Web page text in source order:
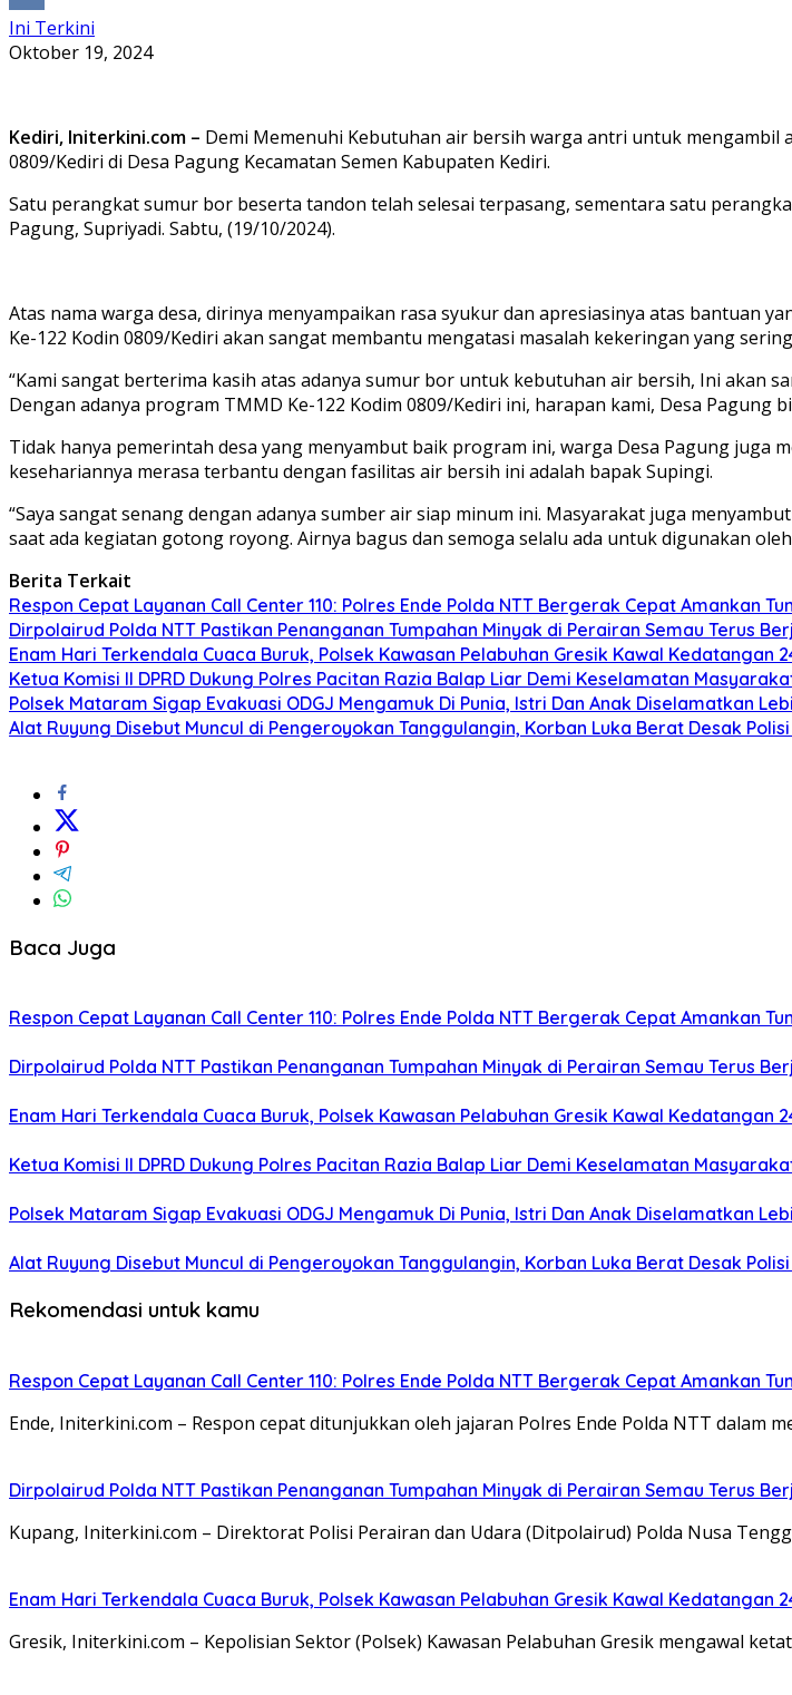
Ini Terkini
Oktober 19, 2024
Kediri, Initerkini.com – Demi Memenuhi Kebutuhan air bersih warga antri untuk mengambil
0809/Kediri di Desa Pagung Kecamatan Semen Kabupaten Kediri.
Satu perangkat sumur bor beserta tandon telah selesai terpasang, sementara satu
Pagung, Supriyadi. Sabtu, (19/10/2024).
Atas nama warga desa, dirinya menyampaikan rasa syukur dan apresiasinya atas bantuan
Ke-122 Kodin 0809/Kediri akan sangat membantu mengatasi masalah kekeringan yang
“Kami sangat berterima kasih atas adanya sumur bor untuk kebutuhan air bersih, Ini akan
Dengan adanya program TMMD Ke-122 Kodim 0809/Kediri ini, harapan kami, Desa Pagung
Tidak hanya pemerintah desa yang menyambut baik program ini, warga Desa Pagung juga
kesehariannya merasa terbantu dengan fasilitas air bersih ini adalah bapak Supingi.
“Saya sangat senang dengan adanya sumber air siap minum ini. Masyarakat juga
saat ada kegiatan gotong royong. Airnya bagus dan semoga selalu ada untuk digunakan
Berita Terkait
Respon Cepat Layanan Call Center 110: Polres Ende Polda NTT Bergerak Cepat Amankan
Dirpolairud Polda NTT Pastikan Penanganan Tumpahan Minyak di Perairan Semau Terus
Enam Hari Terkendala Cuaca Buruk, Polsek Kawasan Pelabuhan Gresik Kawal Kedatangan
Ketua Komisi II DPRD Dukung Polres Pacitan Razia Balap Liar Demi Keselamatan
Polsek Mataram Sigap Evakuasi ODGJ Mengamuk Di Punia, Istri Dan Anak Diselamatkan
Alat Ruyung Disebut Muncul di Pengeroyokan Tanggulangin, Korban Luka Berat Desak
Baca Juga
Respon Cepat Layanan Call Center 110: Polres Ende Polda NTT Bergerak Cepat Amankan
Dirpolairud Polda NTT Pastikan Penanganan Tumpahan Minyak di Perairan Semau Terus
Enam Hari Terkendala Cuaca Buruk, Polsek Kawasan Pelabuhan Gresik Kawal Kedatangan
Ketua Komisi II DPRD Dukung Polres Pacitan Razia Balap Liar Demi Keselamatan
Polsek Mataram Sigap Evakuasi ODGJ Mengamuk Di Punia, Istri Dan Anak Diselamatkan
Alat Ruyung Disebut Muncul di Pengeroyokan Tanggulangin, Korban Luka Berat Desak
Rekomendasi untuk kamu
Respon Cepat Layanan Call Center 110: Polres Ende Polda NTT Bergerak Cepat Amankan
Ende, Initerkini.com – Respon cepat ditunjukkan oleh jajaran Polres Ende Polda NTT dalam
Dirpolairud Polda NTT Pastikan Penanganan Tumpahan Minyak di Perairan Semau Terus
Kupang, Initerkini.com – Direktorat Polisi Perairan dan Udara (Ditpolairud) Polda Nusa
Enam Hari Terkendala Cuaca Buruk, Polsek Kawasan Pelabuhan Gresik Kawal Kedatangan
Gresik, Initerkini.com – Kepolisian Sektor (Polsek) Kawasan Pelabuhan Gresik mengawal